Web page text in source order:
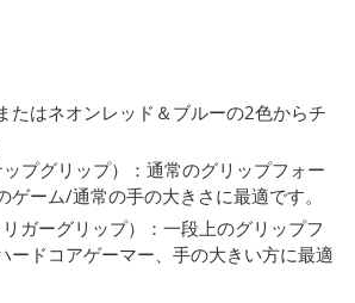
たはネオンレッド＆ブルーの2色からチ
プグリップ）：通常のグリップフォー
ゲーム/通常の手の大きさに最適です。
ガーグリップ）：一段上のグリップフ
ードコアゲーマー、手の大きい方に最適